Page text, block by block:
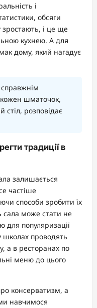
і
обсяги
зростають, і це ще
кухнею. А для
дому, який нагадує
кожен шматочок,
розповідає
традиції в
залишається
частіше
способи зробити їх
сала може стати не
популяризації
школах проводять
а в ресторанах по
меню до цього
консерватизм, а
навчимося